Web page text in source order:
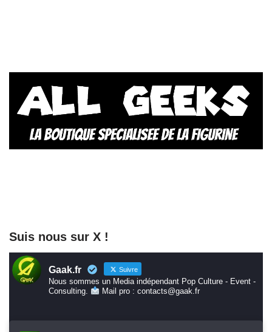
Suis nous sur X !
Gaak.fr Suivre
Nous sommes un Media indépendant Pop Culture - Event -
Consulting.
Mail pro : contacts@gaak.fr